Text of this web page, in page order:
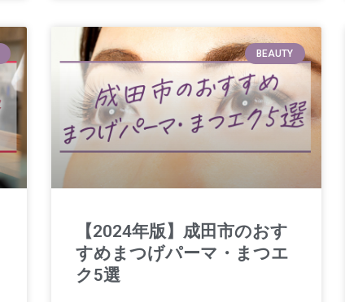
BEAUTY
【2024年版】成田市のおす
すめまつげパーマ・まつエ
ク5選